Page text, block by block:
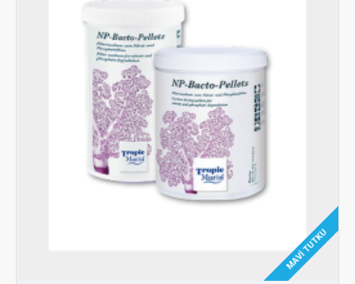
MAVI TUTKU